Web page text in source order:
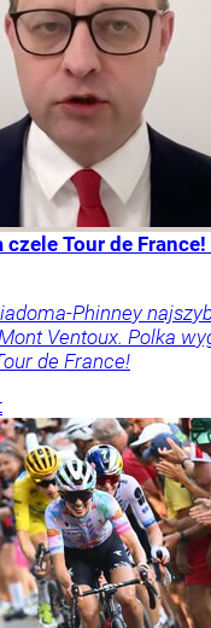
czele Tour de
Phinney
Ventoux. Polka
de France!